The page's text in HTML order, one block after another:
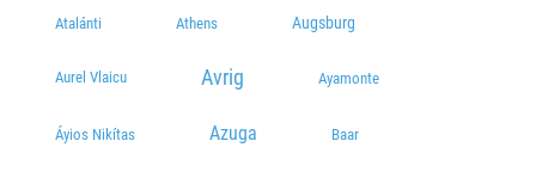
Statia-Bazar
Atalánti Athens Augsburg
Aurel Vlaicu Avrig Ayamonte
Áyios Nikítas Azuga Baar